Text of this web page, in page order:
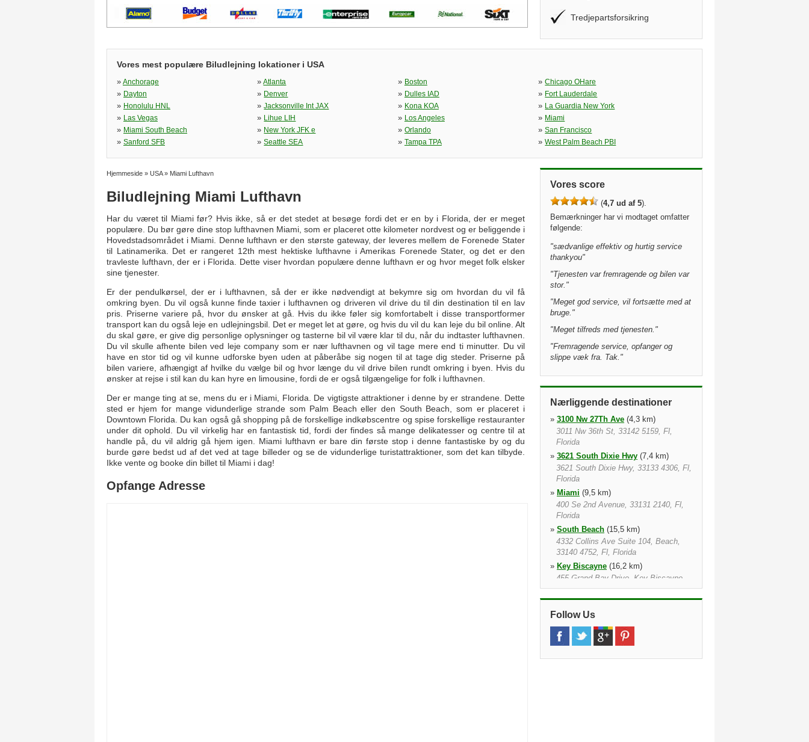
Tredjepartsforsikring
Vores mest populære Biludlejning lokationer i USA
» Anchorage »Atlanta » Boston »Chicago OHare
» Dayton » Denver » Dulles IAD » Fort Lauderdale
» Honolulu HNL »Jacksonville Int JAX » Kona KOA » La Guardia New York
» Las Vegas » Lihue LIH » Los Angeles » Miami
» Miami South Beach » New York JFK e » Orlando »San Francisco
» Sanford SFB »Seattle SEA » Tampa TPA »West Palm Beach PBI
Hjemmeside » USA» Miami Lufthavn
Biludlejning Miami Lufthavn
Har du været til Miami før? Hvis ikke, så er det stedet at besøge fordi det er en by i Florida, der er meget
populære. Du bør gøre dine stop lufthavnen Miami, som er placeret otte kilometer nordvest og er beliggende i
Hovedstadsområdet i Miami. Denne lufthavn er den største gateway, der leveres mellem de Forenede Stater
til Latinamerika. Det er rangeret 12th mest hektiske lufthavne i Amerikas Forenede Stater, og det er den
travleste lufthavn, der er i Florida. Dette viser hvordan populære denne lufthavn er og hvor meget folk elsker
sine tjenester.
Er der pendulkørsel, der er i lufthavnen, så der er ikke nødvendigt at bekymre sig om hvordan du vil få
omkring byen. Du vil også kunne finde taxier i lufthavnen og driveren vil drive du til din destination til en lav
pris. Priserne variere på, hvor du ønsker at gå. Hvis du ikke føler sig komfortabelt i disse transportformer
transport kan du også leje en udlejningsbil. Det er meget let at gøre, og hvis du vil du kan leje du bil online. Alt
du skal gøre, er give dig personlige oplysninger og tasterne bil vil være klar til du, når du indtaster lufthavnen.
Du vil skulle afhente bilen ved leje company som er nær lufthavnen og vil tage mere end ti minutter. Du vil
have en stor tid og vil kunne udforske byen uden at påberåbe sig nogen til at tage dig steder. Priserne på
bilen variere, afhængigt af hvilke du vælge bil og hvor længe du vil drive bilen rundt omkring i byen. Hvis du
ønsker at rejse i stil kan du kan hyre en limousine, fordi de er også tilgængelige for folk i lufthavnen.
Der er mange ting at se, mens du er i Miami, Florida. De vigtigste attraktioner i denne by er strandene. Dette
sted er hjem for mange vidunderlige strande som Palm Beach eller den South Beach, som er placeret i
Downtown Florida. Du kan også gå shopping på de forskellige indkøbscentre og spise forskellige restauranter
under dit ophold. Du vil virkelig har en fantastisk tid, fordi der findes så mange delikatesser og centre til at
handle på, du vil aldrig gå hjem igen. Miami lufthavn er bare din første stop i denne fantastiske by og du
burde gøre bedst ud af det ved at tage billeder og se de vidunderlige turistattraktioner, som det kan tilbyde.
Ikke vente og booke din billet til Miami i dag!
Opfange Adresse
Vores score
(4,7 ud af 5).
Bemærkninger har vi modtaget omfatter
følgende:
"sædvanlige effektiv og hurtig service
thankyou"
"Tjenesten var fremragende og bilen var
stor. "
"Meget god service, vil fortsætte med at
bruge. "
"Meget tilfreds med tjenesten. "
"Fremragende service, opfanger og
slippe væk fra. Tak. "
Nærliggende destinationer
» 3100 Nw 27Th Ave (4,3 km)
3011 Nw 36th St, 33142 5159, Fl,
Florida
» 3621 South Dixie Hwy (7,4 km)
3621 South Dixie Hwy, 33133 4306, Fl,
Florida
» Miami (9,5 km)
400 Se 2nd Avenue, 33131 2140, Fl,
Florida
» South Beach (15,5 km)
4332 Collins Ave Suite 104, Beach,
33140 4752, Fl, Florida
» Key Biscayne (16,2 km)
455 Grand Bay Drive, Key Biscayne,
33149, Fl, Florida
»5721 Sw 137 Ave(16,2 km)
5721 Sw 137 Ave, 33183 1103, Fl,
Florida
Kendall(17,3 km)
Follow Us